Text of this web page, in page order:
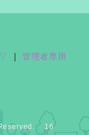
管理者専用
Reserved. 16